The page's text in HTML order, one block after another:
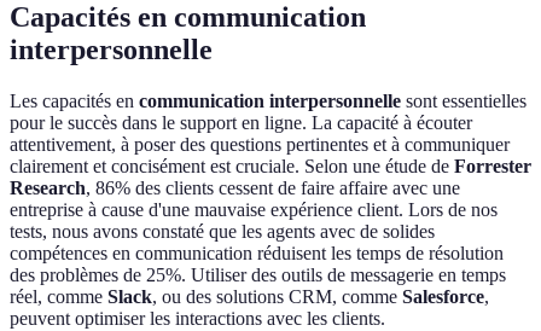
Capacités en communication
interpersonnelle
Les capacités en communication interpersonnelle sont essentielles
pour le succès dans le support en ligne. La capacité à écouter
attentivement, à poser des questions pertinentes et à communiquer
clairement et concisément est cruciale. Selon une étude de Forrester
Research, 86% des clients cessent de faire affaire avec une
entreprise à cause d'une mauvaise expérience client. Lors de nos
tests, nous avons constaté que les agents avec de solides
compétences en communication réduisent les temps de résolution
des problèmes de 25%. Utiliser des outils de messagerie en temps
réel, comme Slack, ou des solutions CRM, comme Salesforce,
peuvent optimiser les interactions avec les clients.